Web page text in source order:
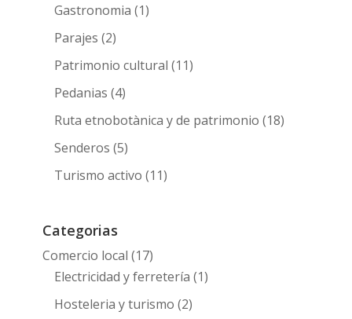
Gastronomia (1)
Parajes (2)
Patrimonio cultural (11)
Pedanias (4)
Ruta etnobotànica y de patrimonio (18)
Senderos (5)
Turismo activo (11)
Categorias
Comercio local (17)
Electricidad y ferretería (1)
Hosteleria y turismo (2)